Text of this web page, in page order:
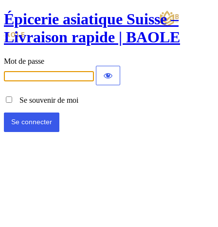
Épicerie asiatique Suisse –
Livraison rapide | BAOLE
Mot de passe
Se souvenir de moi